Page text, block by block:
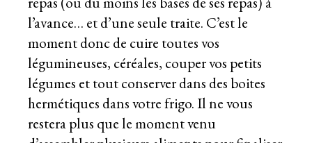
l’avance… et d’une seule traite. C’est le
moment donc de cuire toutes vos
légumineuses, céréales, couper vos petits
légumes et tout conserver dans des boites
hermétiques dans votre frigo. Il ne vous
restera plus que le moment venu